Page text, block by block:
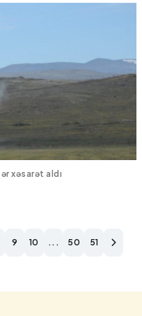
xəsarət aldı
9 10 ... 50 51